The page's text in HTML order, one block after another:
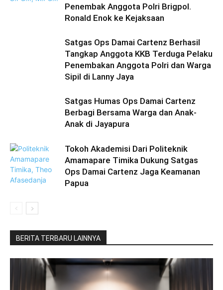
Penembak Anggota Polri Brigpol.
Ronald Enok ke Kejaksaan
Satgas Ops Damai Cartenz Berhasil
Tangkap Anggota KKB Terduga Pelaku
Penembakan Anggota Polri dan Warga
Sipil di Lanny Jaya
Satgas Humas Ops Damai Cartenz
Berbagi Bersama Warga dan Anak-
Anak di Jayapura
Tokoh Akademisi Dari Politeknik
Amamapare Timika Dukung Satgas
Ops Damai Cartenz Jaga Keamanan
Papua
BERITA TERBARU LAINNYA